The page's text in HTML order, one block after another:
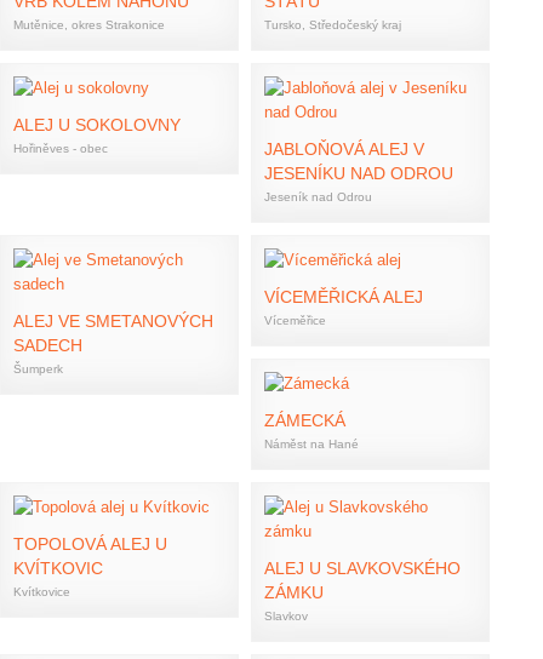
Mutěnice, okres Strakonice Tursko, Středočeský kraj
ALEJ U SOKOLOVNY
Hořiněves - obec
JABLOŇOVÁ ALEJ V
JESENÍKU NAD ODROU
Jeseník nad Odrou
ALEJ VE SMETANOVÝCH
SADECH
Šumperk
VÍCEMĚŘICKÁ ALEJ
Víceměřice
ZÁMECKÁ
Náměst na Hané
TOPOLOVÁ ALEJ U
KVÍTKOVIC
Kvítkovice
ALEJ U SLAVKOVSKÉHO
ZÁMKU
Slavkov